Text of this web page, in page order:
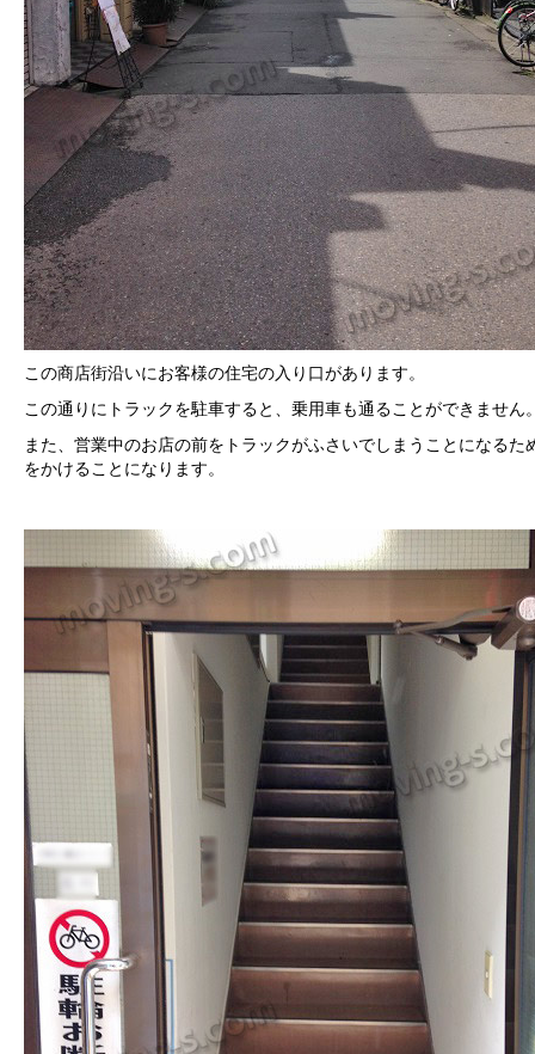
この商店街沿いにお客様の住宅の入り口があります。
この通りにトラックを駐車すると、乗用車も通ることができません
また、営業中のお店の前をトラックがふさいでしまうことになるた
をかけることになります。